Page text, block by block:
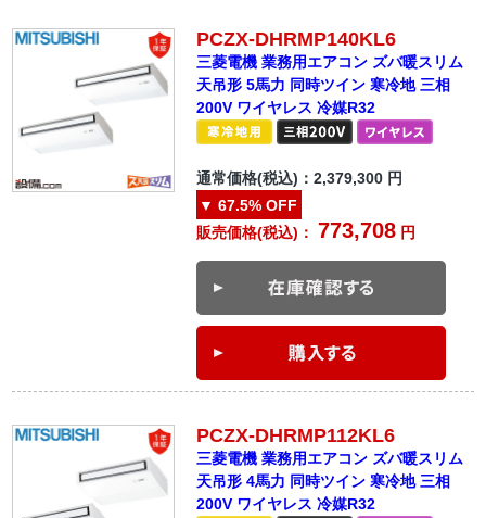
PCZX-DHRMP140KL6
三菱電機 業務用エアコン ズバ暖スリム
天吊形 5馬力 同時ツイン 寒冷地 三相
200V ワイヤレス 冷媒R32
通常価格(税込)：2,379,300 円
▼ 67.5% OFF
販売価格(税込)： 773,708 円
PCZX-DHRMP112KL6
三菱電機 業務用エアコン ズバ暖スリム
天吊形 4馬力 同時ツイン 寒冷地 三相
200V ワイヤレス 冷媒R32